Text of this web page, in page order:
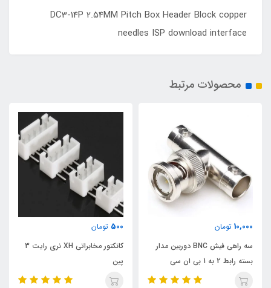
DC3-14P 2.54MM Pitch Box Header Block copper
needles ISP download interface
محصولات مرتبط
10,000 تومان
سه راهی فیش BNC دوربین مدار
بسته رابط 2 به 1 بی ان سی
500 تومان
کانکتور مخابراتی XH نری رایت 3
پین